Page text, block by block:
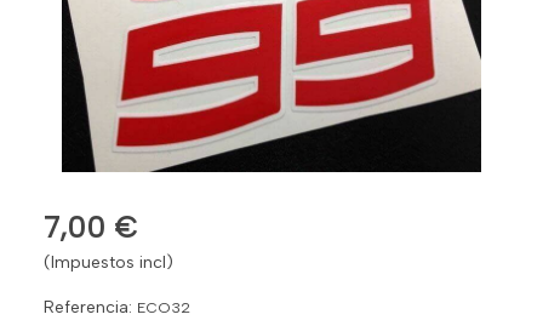
7,00 €
(Impuestos incl)
Referencia: ECO32